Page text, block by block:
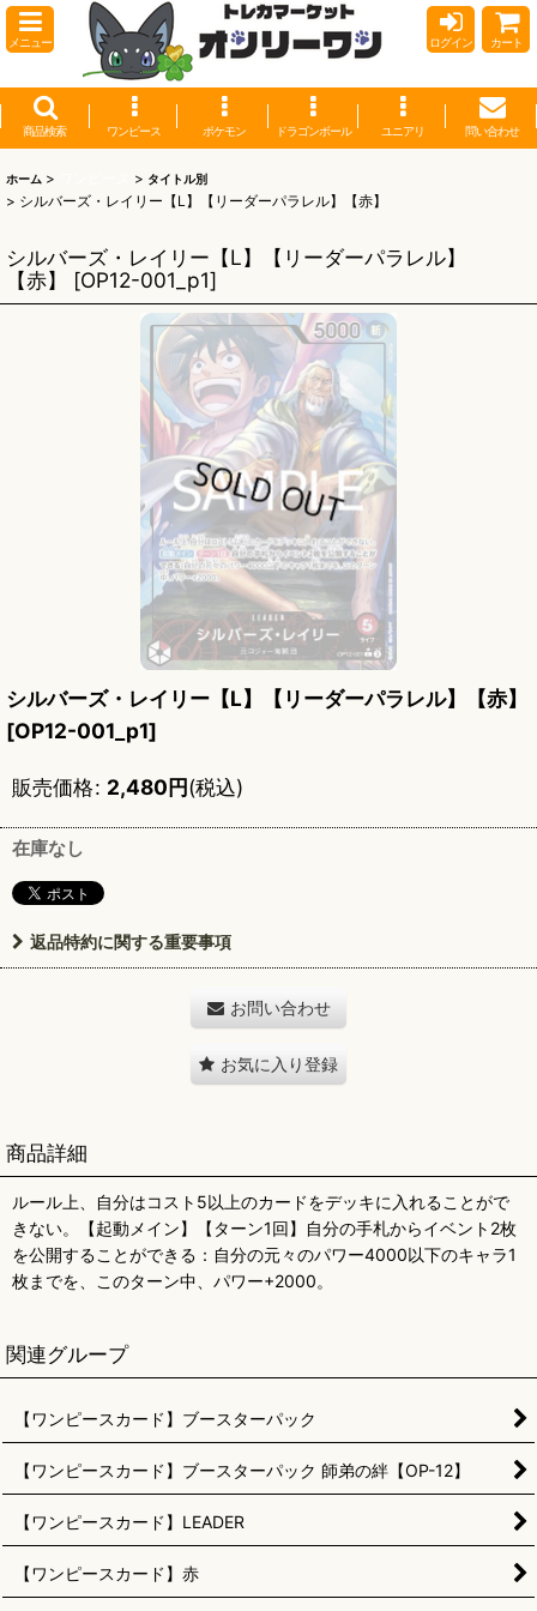
メニュー ログイン カート
商品検索 ワンピース ポケモン ドラゴンボール ユニアリ 問い合わせ
ホーム > > タイトル別
> シルバーズ・レイリー【L】【リーダーパラレル】【赤】
シルバーズ・レイリー【L】【リーダーパラレル】
【赤】
[OP12-001_p1]
シルバーズ・レイリー【L】【リーダーパラレル】【赤】
[OP12-001_p1]
販売価格: 2,480円(税込)
在庫なし
返品特約に関する重要事項
お問い合わせ
お気に入り登録
商品詳細
ルール上、自分はコスト5以上のカードをデッキに入れることがで
きない。【起動メイン】【ターン1回】自分の手札からイベント2枚
を公開することができる：自分の元々のパワー4000以下のキャラ1
枚までを、このターン中、パワー+2000。
関連グループ
【ワンピースカード】ブースターパック
【ワンピースカード】ブースターパック 師弟の絆【OP-12】
【ワンピースカード】LEADER
【ワンピースカード】赤